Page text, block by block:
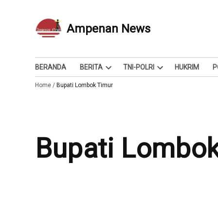
Ampenan News
Berita dan Info
BERANDA BERITA
Open
dropdown
TNI-POLRI
Open
HUKRIM
Home / Bupati Lombok Timur
Bupati